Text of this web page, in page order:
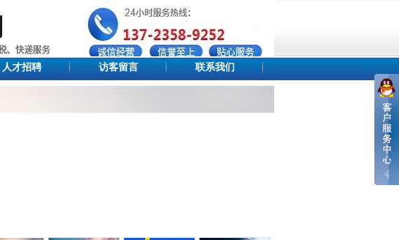
设为首页 添加收藏 站点地图
人才招聘 访客留言 联系我们